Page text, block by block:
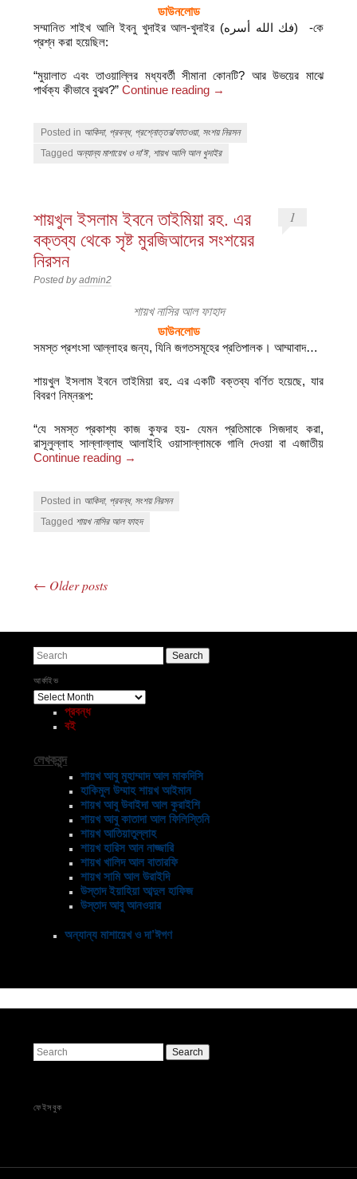
ডাউনলোড
সম্মানিত শাইখ আলি ইবনু খুদাইর আল-খুদাইর (فك الله أسره) -কে
প্রশ্ন করা হয়েছিল:
“মুয়ালাত এবং তাওয়াল্লির মধ্যবর্তী সীমানা কোনটি? আর উভয়ের মাঝে
পার্থক্য কীভাবে বুঝব?”Continue reading →
Posted in আকিদা, প্রবন্ধ, প্রশ্নোত্তর/ফাতওয়া, সংশয় নিরসন
Tagged অন্যান্য মাশায়েখ ও দা'ঈ, শায়খ আলি আল খুদাইর
শায়খুল ইসলাম ইবনে তাইমিয়া রহ. এর
বক্তব্য থেকে সৃষ্ট মুরজিআদের সংশয়ের
নিরসন
Posted byadmin2
1
শায়খ নাসির আল ফাহাদ
ডাউনলোড
সমস্ত প্রশংসা আল্লাহর জন্য, যিনি জগতসমূহের প্রতিপালক। আম্মাবাদ…
শায়খুল ইসলাম ইবনে তাইমিয়া রহ. এর একটি বক্তব্য বর্ণিত হয়েছে, যার
বিবরণ নিম্নরূপ:
“যে সমস্ত প্রকাশ্য কাজ কুফর হয়- যেমন প্রতিমাকে সিজদাহ করা,
রাসূলুল্লাহ সাল্লাল্লাহু আলাইহি ওয়াসাল্লামকে গালি দেওয়া বা এজাতীয়
Continue reading →
Posted in আকিদা, প্রবন্ধ, সংশয় নিরসন
Tagged শায়খ নাসির আল ফাহদ
Post navigation
← Older posts
Search
আর্কাইভ
আর্কাইভ
প্রবন্ধ
বই
লেখকবৃন্দ
শায়খ আবু মুহাম্মাদ আল মাকদিসি
হাকিমুল উম্মাহ শায়খ আইমান
শায়খ আবু উবাইদা আল কুরাইশি
শায়খ আবু কাতাদা আল ফিলিস্তিনি
শায়খ আতিয়াতুল্লাহ
শায়খ হারিস আন নাজ্জারি
শায়খ খালিদ আল বাতারফি
শায়খ সামি আল উরাইদি
উস্তাদ ইয়াহিয়া আব্দুল হাফিজ
উস্তাদ আবু আনওয়ার
অন্যান্য মাশায়েখ ও দা’ঈগণ
Search
ফেইসবুক